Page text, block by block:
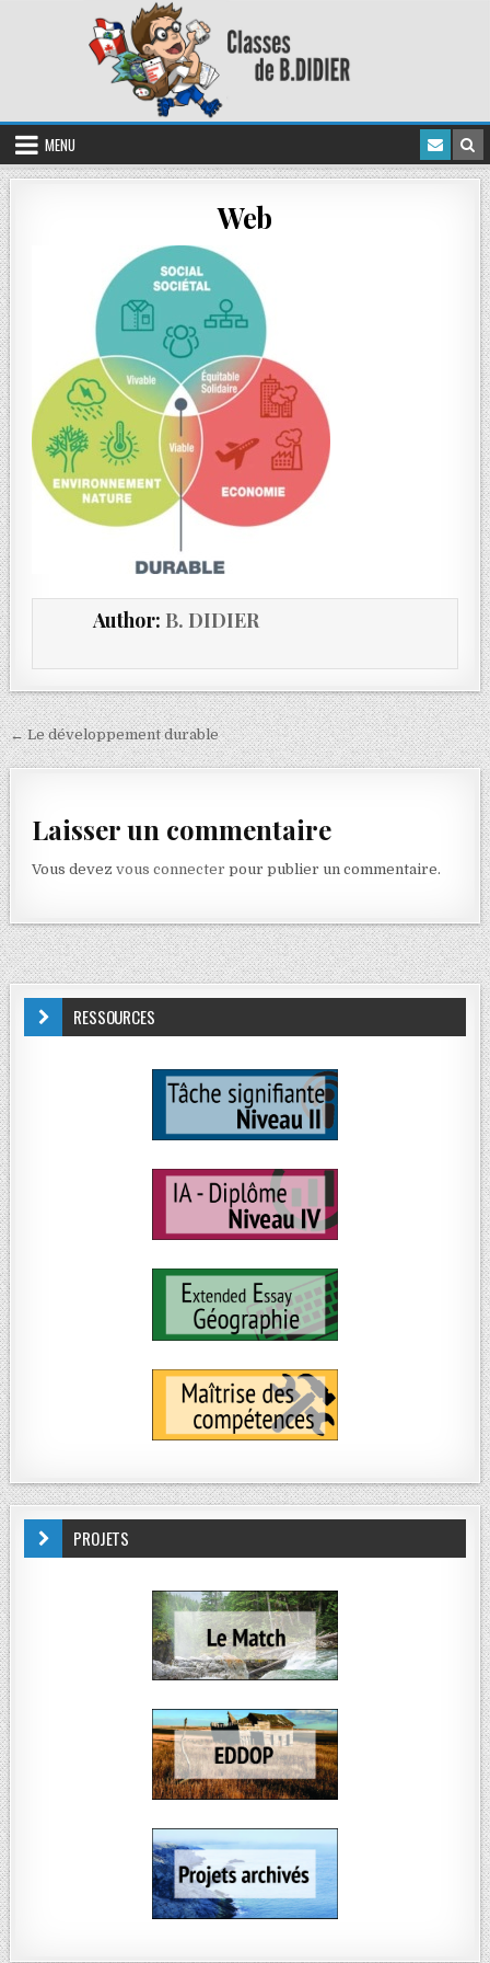
MENU
Web
Author: B. DIDIER
← Le développement durable
Laisser un commentaire
Vous devezvous connecter pour publier un commentaire.
RESSOURCES
PROJETS